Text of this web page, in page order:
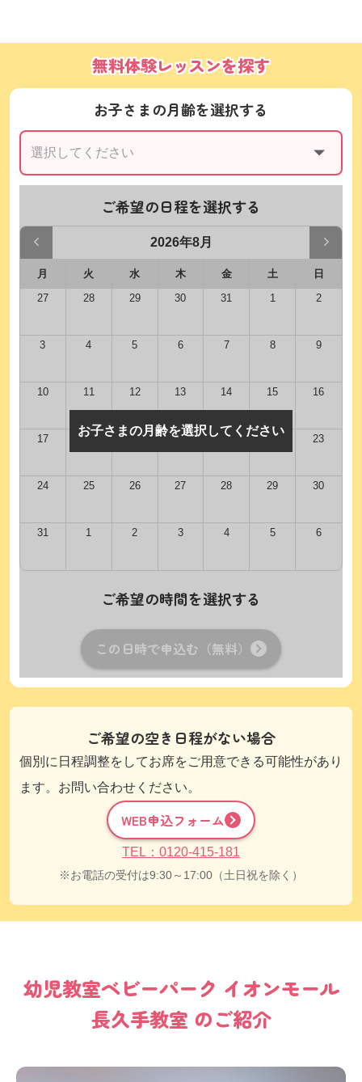
無料体験レッスンを探す
お子さまの月齢を選択する
ご希望の日程を選択する
2026年8月
月 火 水 木 金 土
日
27
28 29 30 31 1 2
3 4 5 6 7 8 9
10 11 12 13 14 15 16
17 18 19 20 21 22 23
24 25 26 27 28 29 30
31 1 2 3 4 5 6
ご希望の時間を選択する
この日時で申込む（無料）
お子さまの月齢を選択してください
ご希望の空き日程がない場合
個別に日程調整をしてお席をご用意できる可能性があり
ます。お問い合わせください。
WEB申込フォーム
TEL：0120-415-181
お電話の受付は9:30～17:00（土日祝を除く）
幼児教室ベビーパーク イオンモール
長久手教室 のご紹介